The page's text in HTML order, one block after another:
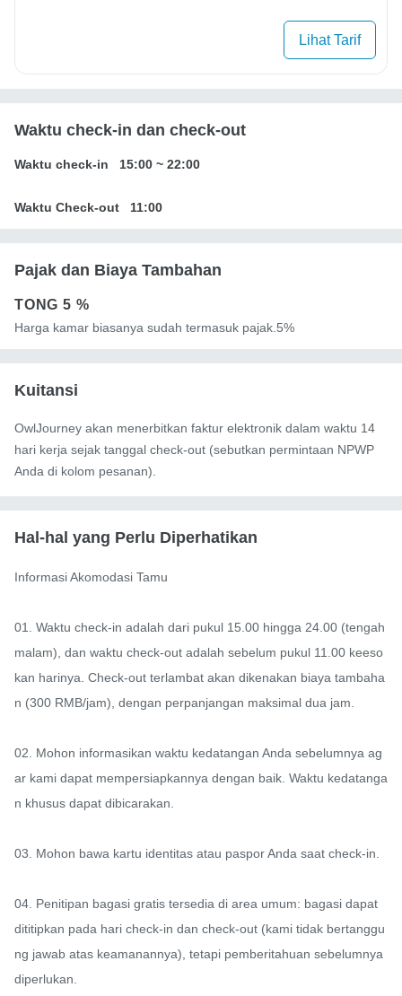
Lihat Tarif
Waktu check-in dan check-out
Waktu check-in 15:00 ~ 22:00
Waktu Check-out 11:00
Pajak dan Biaya Tambahan
TONG 5 %
Harga kamar biasanya sudah termasuk pajak.5%
Kuitansi
OwlJourney akan menerbitkan faktur elektronik dalam waktu 14
hari kerja sejak tanggal check-out (sebutkan permintaan NPWP
Anda di kolom pesanan).
Hal-hal yang Perlu Diperhatikan
Informasi Akomodasi Tamu
01. Waktu check-in adalah dari pukul 15.00 hingga 24.00 (tengah
malam), dan waktu check-out adalah sebelum pukul 11.00 keeso
kan harinya. Check-out terlambat akan dikenakan biaya tambaha
n (300 RMB/jam), dengan perpanjangan maksimal dua jam.
02. Mohon informasikan waktu kedatangan Anda sebelumnya ag
ar kami dapat mempersiapkannya dengan baik. Waktu kedatanga
n khusus dapat dibicarakan.
03. Mohon bawa kartu identitas atau paspor Anda saat check-in.
04. Penitipan bagasi gratis tersedia di area umum: bagasi dapat
dititipkan pada hari check-in dan check-out (kami tidak bertanggu
ng jawab atas keamanannya), tetapi pemberitahuan sebelumnya
diperlukan.